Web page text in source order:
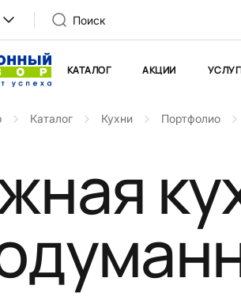
Поиск
КАТАЛОГ АКЦИИ
Каталог Кухни Портфолио